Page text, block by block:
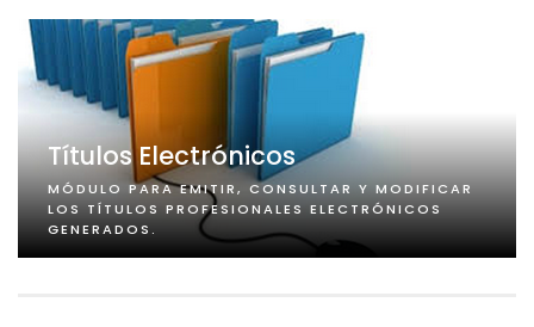
Títulos Electrónicos
MÓDULO PARA EMITIR, CONSULTAR Y MODIFICAR
LOS TÍTULOS PROFESIONALES ELECTRÓNICOS
GENERADOS.